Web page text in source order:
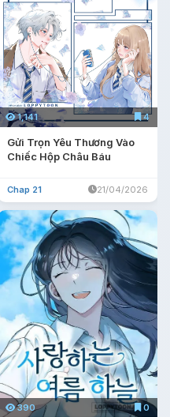
1,141 4
Gửi Trọn Yêu Thương Vào
Chiếc Hộp Châu Báu
Chap 21 21/04/2026
390 0